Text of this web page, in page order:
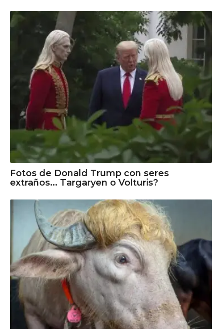
Fotos de Donald Trump con seres
extraños... Targaryen o Volturis?